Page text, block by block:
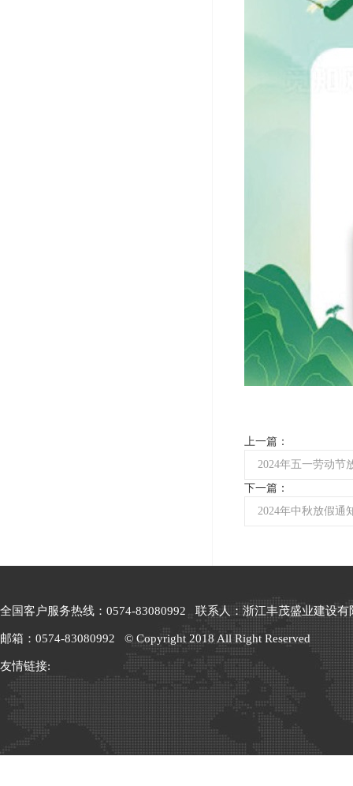
上一篇：
2024年五一劳动节
下一篇：
2024年中秋放假通
全国客户服务热线：0574-83080992 联系人：浙江丰茂盛业建设有
邮箱：0574-83080992 © Copyright 2018 All Right Reserved
友情链接: